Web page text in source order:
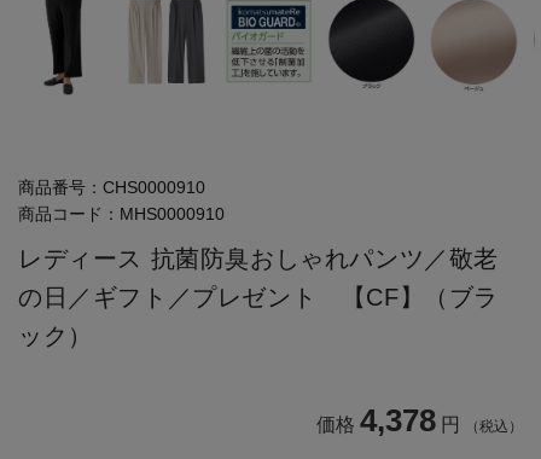
商品番号： CHS0000910
商品コード： MHS0000910
レディース 抗菌防臭おしゃれパンツ／敬老
の日／ギフト／プレゼント 【CF】（ブラ
ック）
価格 4,378 円 （税込）